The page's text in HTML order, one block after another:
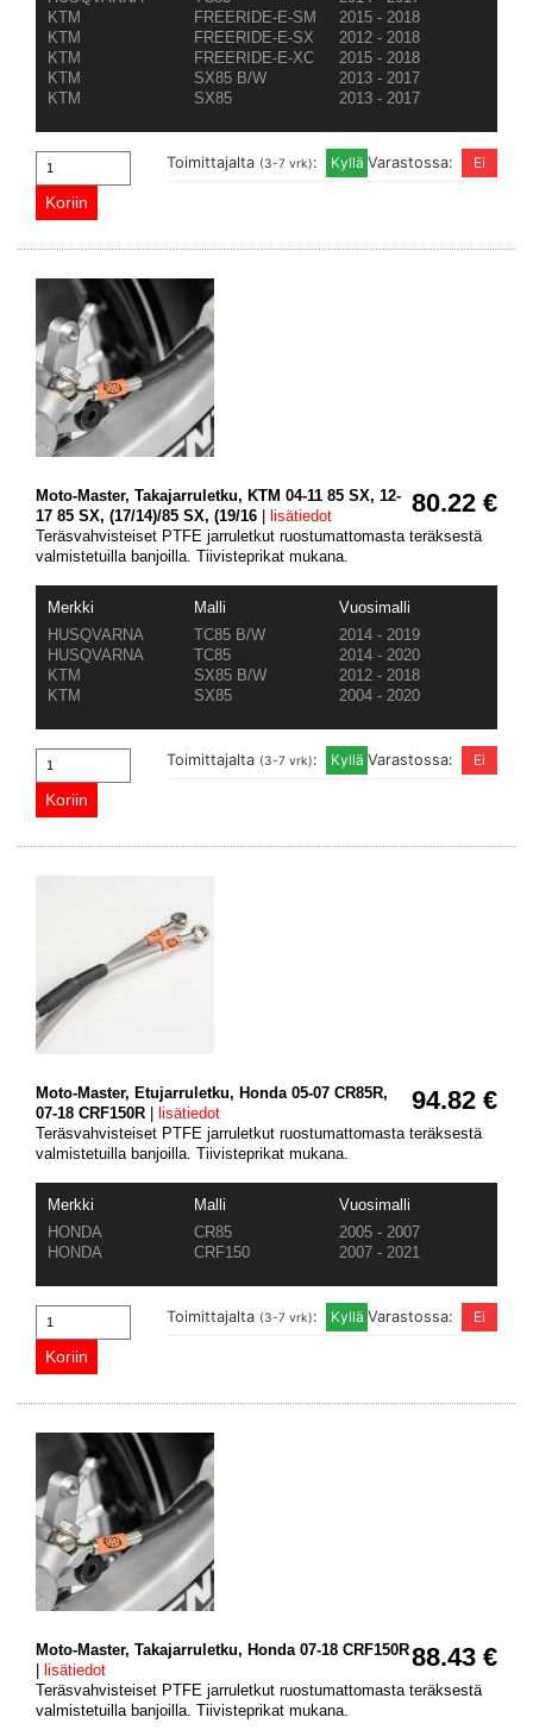
KTM
FREERIDE-E-SM
2015 - 2018
KTM
FREERIDE-E-SX
2012 - 2018
KTM
FREERIDE-E-XC
2015 - 2018
KTM
SX85 B/W
2013 - 2017
KTM
SX85 2013 - 2017
Varastossa:
Toimittajalta (3-7 vrk):
80.22 €
Moto-Master, Takajarruletku, KTM 04-11 85 SX, 12-
17 85 SX, (17/14)/85 SX, (19/16
lisätiedot
Teräsvahvisteiset PTFE jarruletkut ruostumattomasta teräksestä
valmistetuilla banjoilla. Tiivisteprikat mukana.
Merkki Malli
Vuosimalli
HUSQVARNA
TC85 B/W
2014 - 2019
HUSQVARNA
TC85
2014 - 2020
KTM
SX85 B/W
2012 - 2018
KTM
SX85 2004 - 2020
Varastossa:
Toimittajalta (3-7 vrk):
94.82 €
Moto-Master, Etujarruletku, Honda 05-07 CR85R,
07-18 CRF150R
lisätiedot
Teräsvahvisteiset PTFE jarruletkut ruostumattomasta teräksestä
valmistetuilla banjoilla. Tiivisteprikat mukana.
Merkki Malli
Vuosimalli
HONDA
CR85
2005 - 2007
HONDA
CRF150 2007 - 2021
Varastossa:
Toimittajalta (3-7 vrk):
88.43 €
Moto-Master, Takajarruletku, Honda 07-18 CRF150R
lisätiedot
Teräsvahvisteiset PTFE jarruletkut ruostumattomasta teräksestä
valmistetuilla banjoilla. Tiivisteprikat mukana.